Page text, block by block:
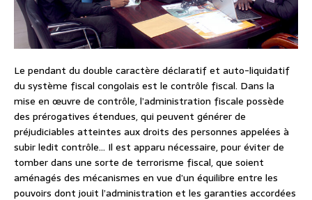
Le pendant du double caractère déclaratif et auto-liquidatif
du système fiscal congolais est le contrôle fiscal. Dans la
mise en œuvre de contrôle, l’administration fiscale possède
des prérogatives étendues, qui peuvent générer de
préjudiciables atteintes aux droits des personnes appelées à
subir ledit contrôle… Il est apparu nécessaire, pour éviter de
tomber dans une sorte de terrorisme fiscal, que soient
aménagés des mécanismes en vue d’un équilibre entre les
pouvoirs dont jouit l’administration et les garanties accordées